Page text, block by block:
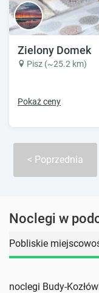
Zielony Domek
Pisz (~25.2 km)
Pokaż ceny
Poprzednia
Noclegi w
Pobliskie
noclegi Budy-